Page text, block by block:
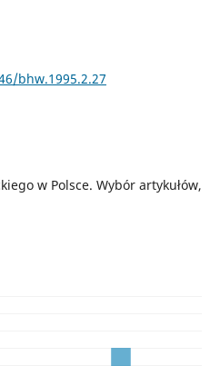
bhw.1995.2.27
w Polsce. Wybór artykułów,